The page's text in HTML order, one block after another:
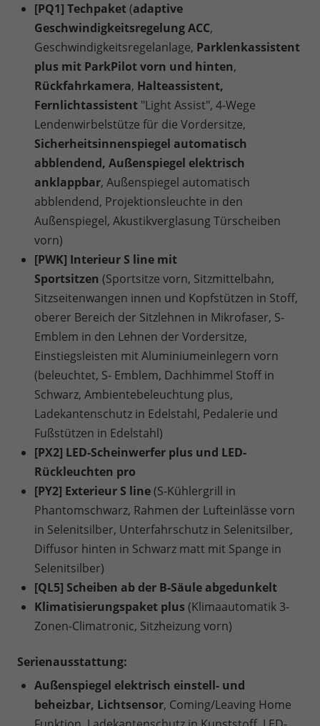
[PQ1] Techpaket(adaptive
Geschwindigkeitsregelung ACC,
Geschwindigkeitsregelanlage, Parklenkassistent
plus mit ParkPilot vorn und hinten,
Rückfahrkamera, Halteassistent,
Fernlichtassistent "Light Assist", 4-Wege
Lendenwirbelstütze für die Vordersitze,
Sicherheitsinnenspiegel automatisch
abblendend, Außenspiegel elektrisch
anklappbar, Außenspiegel automatisch
abblendend, Projektionsleuchte in den
Außenspiegel, Akustikverglasung Türscheiben
vorn)
[PWK] Interieur S line mit
Sportsitzen (Sportsitze vorn, Sitzmittelbahn,
Sitzseitenwangen innen und Kopfstützen in Stoff,
oberer Bereich der Sitzlehnen in Mikrofaser, S-
Emblem in den Lehnen der Vordersitze,
Einstiegsleisten mit Aluminiumeinlegern vorn
(beleuchtet, S- Emblem, Dachhimmel Stoff in
Schwarz, Ambientebeleuchtung plus,
Ladekantenschutz in Edelstahl, Pedalerie und
Fußstützen in Edelstahl)
[PX2] LED-Scheinwerfer plus und LED-
Rückleuchten pro
[PY2] Exterieur S line(S-Kühlergrill in
Phantomschwarz, Rahmen der Lufteinlässe vorn
in Selenitsilber, Unterfahrschutz in Selenitsilber,
Diffusor hinten in Schwarz matt mit Spange in
Selenitsilber)
[QL5] Scheiben ab der B-Säule abgedunkelt
Klimatisierungspaket plus (Klimaautomatik 3-
Zonen-Climatronic, Sitzheizung vorn)
Serienausstattung:
Außenspiegel elektrisch einstell- und
beheizbar, Lichtsensor, Coming/Leaving Home